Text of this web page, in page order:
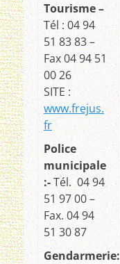
Tourisme –
Tél : 04 94
51 83 83 –
Fax 04 94 51
00 26
SITE :
www.frejus.
fr
Police
municipale
:-Tél. 04 94
51 97 00 –
Fax. 04 94
51 30 87
Gendarmerie: